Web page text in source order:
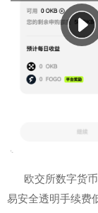
欧交所数字货
易安全透明手续费